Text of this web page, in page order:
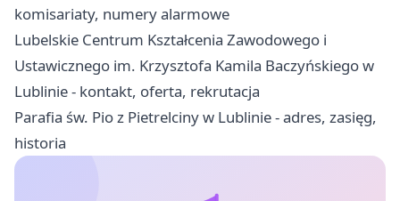
komisariaty, numery alarmowe
Lubelskie Centrum Kształcenia Zawodowego i
Ustawicznego im. Krzysztofa Kamila Baczyńskiego w
Lublinie - kontakt, oferta, rekrutacja
Parafia św. Pio z Pietrelciny w Lublinie - adres, zasięg,
historia